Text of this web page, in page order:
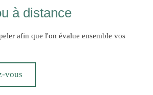
à distance
afin que l'on évalue ensemble vos
vous